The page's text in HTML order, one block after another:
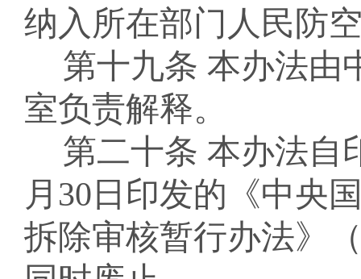
纳入所在部门人民防
第十九条 本办法由
室负责解释。
第二十条 本办法自
月 30 日印发的《中央
拆除审核暂行办法》